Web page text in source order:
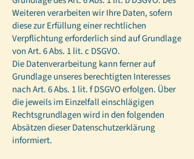
Weiteren verarbeiten wir Ihre Daten, sofern
diese zur Erfüllung einer rechtlichen
Verpflichtung erforderlich sind auf Grundlage
von Art. 6 Abs. 1 lit. c DSGVO.
Die Datenverarbeitung kann ferner auf
Grundlage unseres berechtigten Interesses
nach Art. 6 Abs. 1 lit. f DSGVO erfolgen. Über
die jeweils im Einzelfall einschlägigen
Rechtsgrundlagen wird in den folgenden
Absätzen dieser Datenschutzerklärung
informiert.